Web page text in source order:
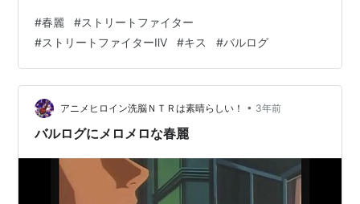
麗「うん。エッヘヘヘ。」終始照れくさそうにする春
麗。すると… 春麗の脳裏に、バルログの姿がフラッシュ
バックし、彼にキスされた瞬間を思い出す。 春麗「は
っ！」
#春麗 #ストリートファイター
#ストリートファイターⅡV #キス #バルログ
アニメヒロイン洗脳ＮＴＲは素晴らしい！ • 3年前
バルログにメロメロな春麗